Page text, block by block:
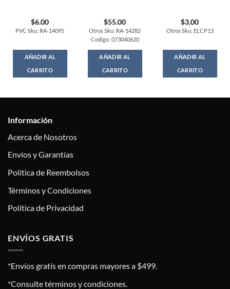
$6.00
PVC Sku: RA-14095
AÑADIR AL
CARRITO
$55.00
Otros Sku: RA-14282
Codigo: 073040620
AÑADIR AL
CARRITO
$3.00
Otros Sku: ELCP13
AÑADIR AL
CARRITO
Información
Acerca de Nosotros
Envíos y Garantías
Política de Reembolsos
Términos y Condiciones
Política de Privacidad
ENVÍOS GRATIS
*Envíos gratis en compras mayores a $499.
*Consulte términos y condiciones.